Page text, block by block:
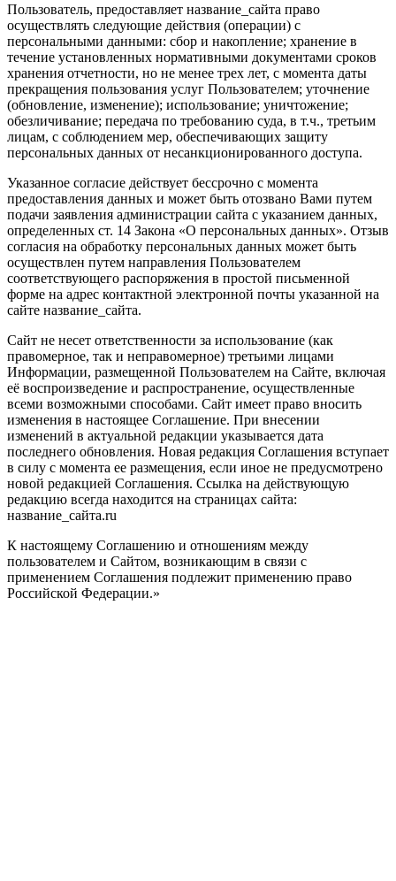
Пользователь, предоставляет название_сайта право
осуществлять следующие действия (операции) с
персональными данными: сбор и накопление; хранение в
течение установленных нормативными документами сроков
хранения отчетности, но не менее трех лет, с момента даты
прекращения пользования услуг Пользователем; уточнение
(обновление, изменение); использование; уничтожение;
обезличивание; передача по требованию суда, в т.ч., третьим
лицам, с соблюдением мер, обеспечивающих защиту
персональных данных от несанкционированного доступа.
Указанное согласие действует бессрочно с момента
предоставления данных и может быть отозвано Вами путем
подачи заявления администрации сайта с указанием данных,
определенных ст. 14 Закона «О персональных данных». Отзыв
согласия на обработку персональных данных может быть
осуществлен путем направления Пользователем
соответствующего распоряжения в простой письменной
форме на адрес контактной электронной почты указанной на
сайте название_сайта.
Сайт не несет ответственности за использование (как
правомерное, так и неправомерное) третьими лицами
Информации, размещенной Пользователем на Сайте, включая
её воспроизведение и распространение, осуществленные
всеми возможными способами. Сайт имеет право вносить
изменения в настоящее Соглашение. При внесении
изменений в актуальной редакции указывается дата
последнего обновления. Новая редакция Соглашения вступает
в силу с момента ее размещения, если иное не предусмотрено
новой редакцией Соглашения. Ссылка на действующую
редакцию всегда находится на страницах сайта:
название_сайта.ru
К настоящему Соглашению и отношениям между
пользователем и Сайтом, возникающим в связи с
применением Соглашения подлежит применению право
Российской Федерации.»